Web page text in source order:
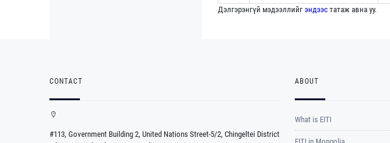
Дэлгэрэнгүй мэдээллийг эндээстатаж авна уу.
CONTACT
#113, Government Building 2, United Nations Street-5/2, Chingeltei District
ABOUT
What is EITI